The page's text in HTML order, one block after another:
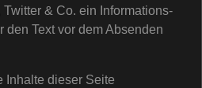
& Co. ein Informations-
den Text vor dem Absenden
Inhalte dieser Seite